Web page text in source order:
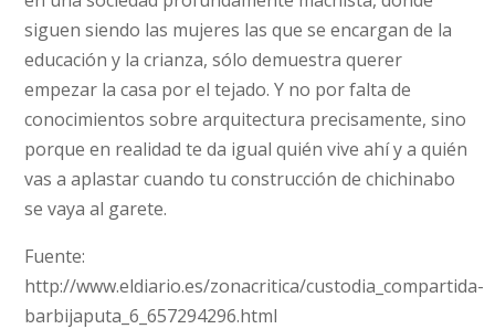
siguen siendo las mujeres las que se encargan de la
educación y la crianza, sólo demuestra querer
empezar la casa por el tejado. Y no por falta de
conocimientos sobre arquitectura precisamente, sino
porque en realidad te da igual quién vive ahí y a quién
vas a aplastar cuando tu construcción de chichinabo
se vaya al garete.
Fuente:
http://www.eldiario.es/zonacritica/custodia_compartida-
barbijaputa_6_657294296.html